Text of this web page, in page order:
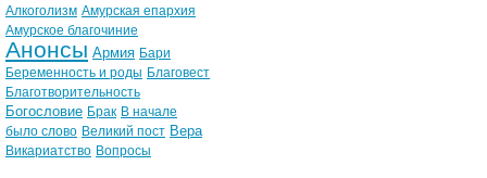
Алкоголизм Амурская епархия
Амурское благочиние
Анонсы Армия Бари
Беременность и роды Благовест
Благотворительность
Богословие Брак В начале
было слово Великий пост Вера
Викариатство Вопросы